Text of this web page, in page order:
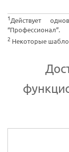
1Действует
“Профессионал”.
2 Некоторые